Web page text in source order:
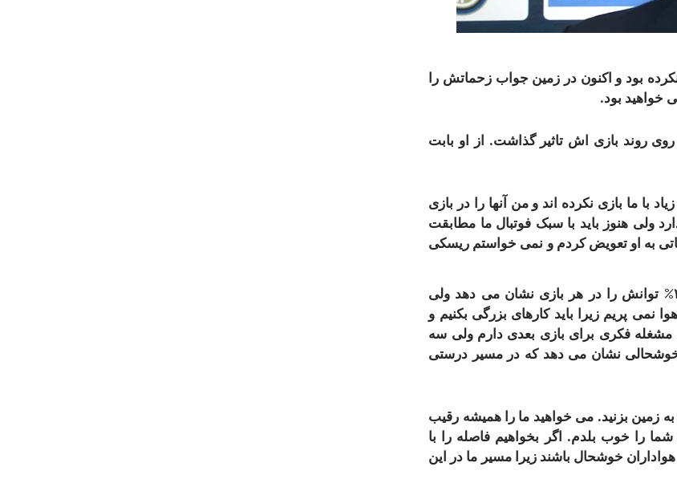
بود و اکنون در زمین جواب زحماتش را
خواهید بود.
روند بازی اش تاثیر گذاشت. از او بابت
با ما بازی نکرده اند و من آنها را در بازی
ولی هنوز باید با سبک فوتبال ما مطابقت
به او تعویض کردم و نمی خواستم ریسکی
هواداران ما باید ازین برد ها خوشحال باشند زیرا تیم ۲۰۰% توانش را در هر بازی نشان می دهد ولی
نمی پریم زیرا باید کارهای بزرگی بکنیم و
مشغله فکری برای بازی بعدی دارم ولی سه
خوشحالی نشان می دهد که در مسیر درستی
زمین بزنید. می خواهید ما را همیشه رقیب
را خوب بلدم. اگر بخواهیم فاصله را با
خوشحال باشند زیرا مسیر ما در این